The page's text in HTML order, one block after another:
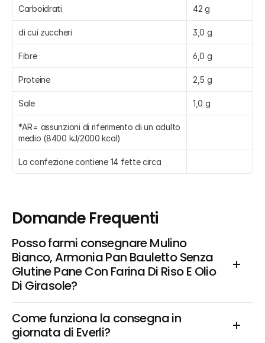
Carboidrati 42 g
di cui zuccheri 3,0 g
Fibre 6,0 g
Proteine 2,5 g
Sale 1,0 g
*AR= assunzioni di riferimento di un adulto
medio (8400 kJ/2000 kcal)
La confezione contiene 14 fette circa
Domande Frequenti
Posso farmi consegnare Mulino
Bianco, Armonia Pan Bauletto Senza
Glutine Pane Con Farina Di Riso E Olio
Di Girasole?
Come funziona la consegna in
giornata di Everli?